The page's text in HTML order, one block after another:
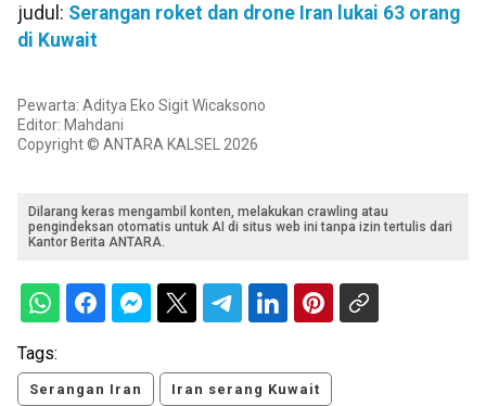
judul: Serangan roket dan drone Iran lukai 63 orang
di Kuwait
Pewarta: Aditya Eko Sigit Wicaksono
Editor: Mahdani
Copyright © ANTARA KALSEL 2026
Dilarang keras mengambil konten, melakukan crawling atau
pengindeksan otomatis untuk AI di situs web ini tanpa izin tertulis dari
Kantor Berita ANTARA.
Tags:
Serangan Iran Iran serang Kuwait